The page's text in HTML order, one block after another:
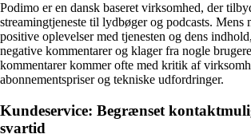
Podimo er en dansk baseret virksomhed, der
streamingtjeneste til lydbøger og podcasts. Mens
positive oplevelser med tjenesten og dens
negative kommentarer og klager fra nogle
kommentarer kommer ofte med kritik af
abonnementspriser og tekniske udfordringer.
Kundeservice: Begrænset
svartid